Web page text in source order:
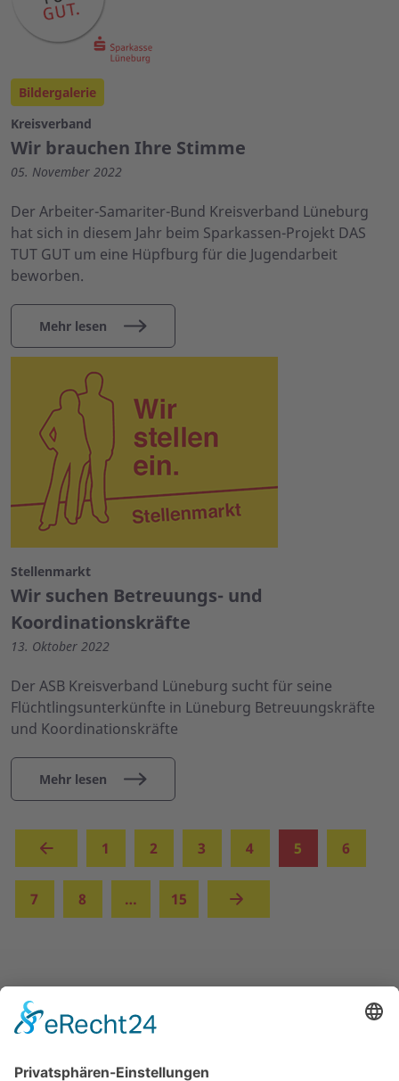
Bildergalerie
Kreisverband
Wir brauchen Ihre Stimme
05. November 2022
Der Arbeiter-Samariter-Bund Kreisverband Lüneburg
hat sich in diesem Jahr beim Sparkassen-Projekt DAS
TUT GUT um eine Hüpfburg für die Jugendarbeit
beworben.
Mehr lesen
Stellenmarkt
Wir suchen Betreuungs- und
Koordinationskräfte
13. Oktober 2022
Der ASB Kreisverband Lüneburg sucht für seine
Flüchtlingsunterkünfte in Lüneburg Betreuungskräfte
und Koordinationskräfte
Mehr lesen
1 2 3 4 5 (aktuell)
6
7 8 … 15